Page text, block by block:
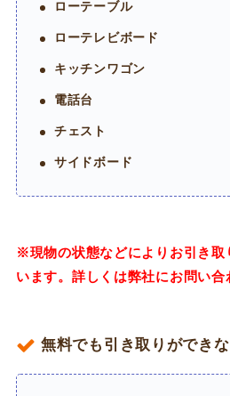
ローテーブル
ローテレビボード
キッチンワゴン
電話台
チェスト
サイドボード
※現物の状態などによりお引き取
います。詳しくは弊社にお問い合
無料でも引き取りができ